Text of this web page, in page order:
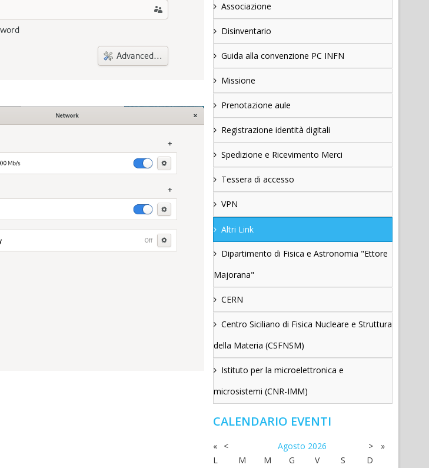
Associazione
Disinventario
Guida alla convenzione PC INFN
Missione
Prenotazione aule
Registrazione identità digitali
Spedizione e Ricevimento Merci
Tessera di accesso
VPN
Altri Link
Dipartimento di Fisica e Astronomia "Ettore
Majorana"
CERN
Centro Siciliano di Fisica Nucleare e Struttura
della Materia (CSFNSM)
Istituto per la microelettronica e
microsistemi (CNR-IMM)
CALENDARIO EVENTI
« < Agosto 2026 >
»
L
M M G V S
D